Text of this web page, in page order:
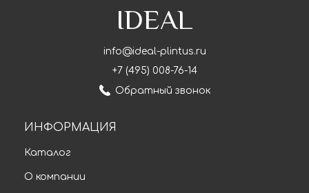
IDEAL
info@ideal-plintus.ru
+7 (495) 008-76-14
Обратный звонок
ИНФОРМАЦИЯ
Каталог
О компании